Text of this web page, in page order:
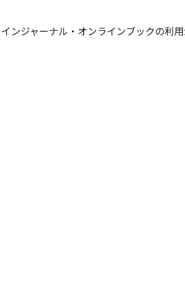
ンジャーナル・オンラインブックの利